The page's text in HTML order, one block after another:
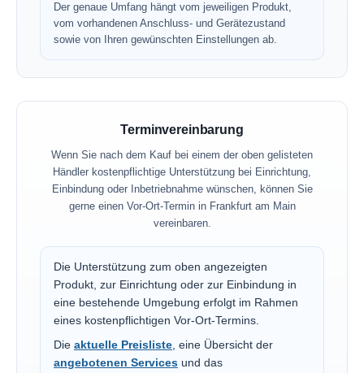
Der genaue Umfang hängt vom jeweiligen Produkt,
vom vorhandenen Anschluss- und Gerätezustand
sowie von Ihren gewünschten Einstellungen ab.
Terminvereinbarung
Wenn Sie nach dem Kauf bei einem der oben gelisteten
Händler kostenpflichtige Unterstützung bei Einrichtung,
Einbindung oder Inbetriebnahme wünschen, können Sie
gerne einen Vor-Ort-Termin in Frankfurt am Main
vereinbaren.
Die Unterstützung zum oben angezeigten
Produkt, zur Einrichtung oder zur Einbindung in
eine bestehende Umgebung erfolgt im Rahmen
eines kostenpflichtigen Vor-Ort-Termins.
Die aktuelle Preisliste, eine Übersicht der
angebotenen Services und das